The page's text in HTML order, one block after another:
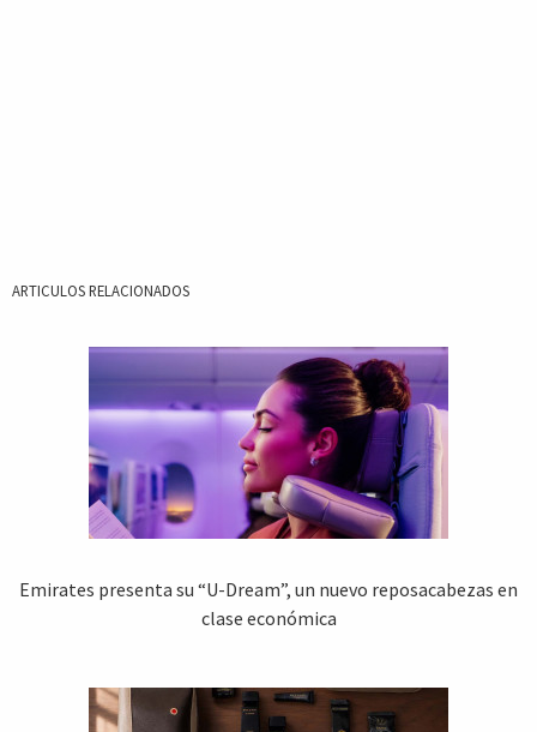
ARTICULOS RELACIONADOS
Emirates presenta su “U-Dream”, un nuevo reposacabezas en
clase económica